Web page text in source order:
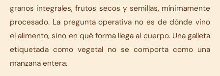
granos integrales, frutos secos y semillas, mínimamente
procesado. La pregunta operativa no es de dónde vino
el alimento, sino en qué forma llega al cuerpo. Una galleta
etiquetada como vegetal no se comporta como una
manzana entera.